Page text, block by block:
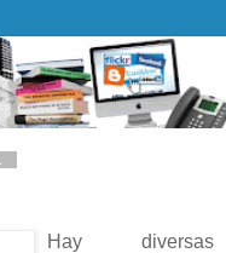
Hay diversas